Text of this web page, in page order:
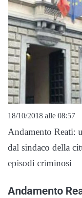
18/10/2018 alle 08:57
Andamento Reati:
dal sindaco della
episodi criminosi
Andamento